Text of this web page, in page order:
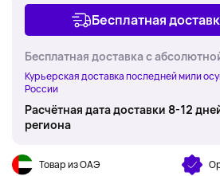
Бесплатная
Бесплатная доставка с
Курьерская доставка последней мили
России
Расчётная дата доставки 8-12
региона
Товар из ОАЭ